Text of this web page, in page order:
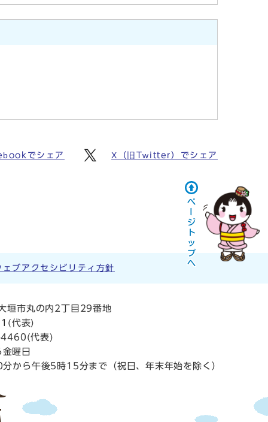
でシェア X（旧Twitter）でシェア
ェブアクセシビリティ方針
垣市丸の内2丁目29番地
(代表)
代表)
曜日
から午後5時15分まで（祝日、年末年始を除く）